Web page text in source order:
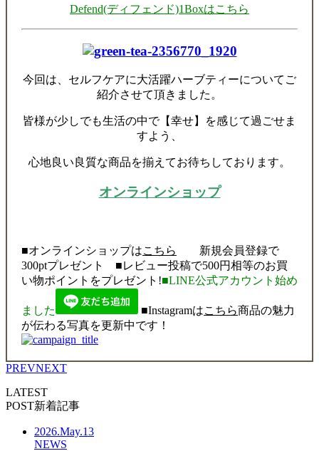
Defend(ディフェンド)1Boxはこちら
今回は、セルフケアに大活躍ハーブティーについてご
紹介させて頂きました。
皆様が少しでも生活の中で【幸せ】を感じて過ごせま
すよう、
心地良い良質な商品を揃えてお待ちしております。
オンラインショップ
■オンラインショップはこちら
新規会員登録で
300ptプレゼント
■レビュー投稿で500円相等のお買
い物ポイントをプレゼント!■LINE公式アカウント始め
ました ■Instagramはこちら商品の魅力
が伝わる写真を更新中です！
PREVNEXT
LATEST
POST新着記事
2026.May.13
NEWS